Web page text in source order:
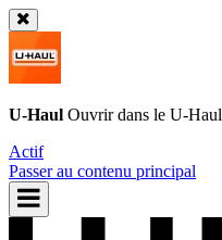
U-Haul Ouvrir dans le U-Haul
Actif
Passer au contenu principal